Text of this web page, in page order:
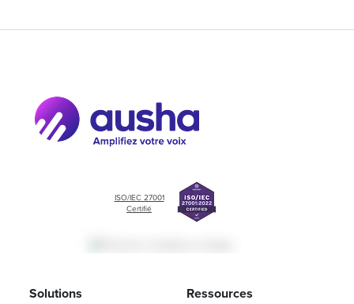
ISO/IEC 27001
Certifié
Solutions Ressources